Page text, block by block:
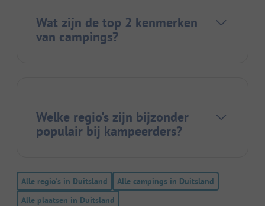
Wat zijn de top 2 kenmerken
van campings?
Welke regio's zijn bijzonder
populair bij kampeerders?
Alle regio's in Duitsland
Alle campings in Duitsland
Alle plaatsen in Duitsland